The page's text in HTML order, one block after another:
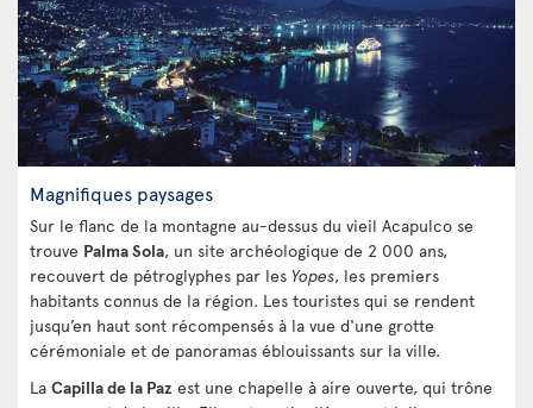
Magnifiques paysages
Sur le flanc de la montagne au-dessus du vieil Acapulco se
trouve Palma Sola, un site archéologique de 2 000 ans,
recouvert de pétroglyphes par les Yopes, les premiers
habitants connus de la région. Les touristes qui se rendent
jusqu’en haut sont récompensés à la vue d'une grotte
cérémoniale et de panoramas éblouissants sur la ville.
La Capilla de la Paz est une chapelle à aire ouverte, qui trône